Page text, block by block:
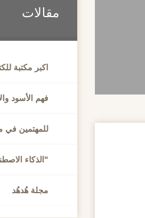
مقالات
اكبر مكتبة
فهم الأسود
للمهتمين في
"الذكاء
مجلة هُدهُد